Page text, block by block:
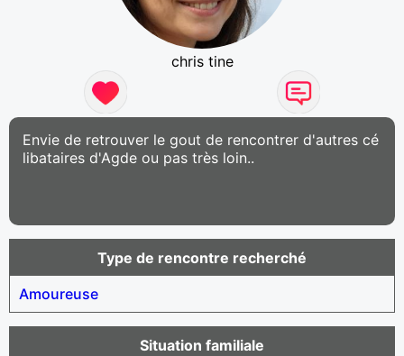
chris tine
Envie de retrouver le gout de rencontrer d'autres cé
libataires d'Agde ou pas très loin..
Type de rencontre recherché
Amoureuse
Situation familiale